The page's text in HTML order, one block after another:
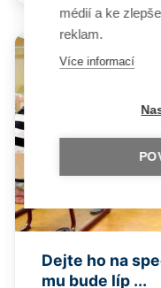
Dejte ho na
mu bude líp ...
médií a ke
reklam.
Více informací